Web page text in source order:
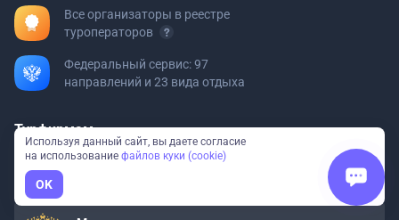
Все организаторы в реестре
туроператоров
Федеральный сервис: 97
направлений и 23 вида отдыха
Турфирмам
Хотите добавить свой тур?
Пишите на
Используя данный сайт, вы даете согласие
на использование файлов куки (cookie)
OK